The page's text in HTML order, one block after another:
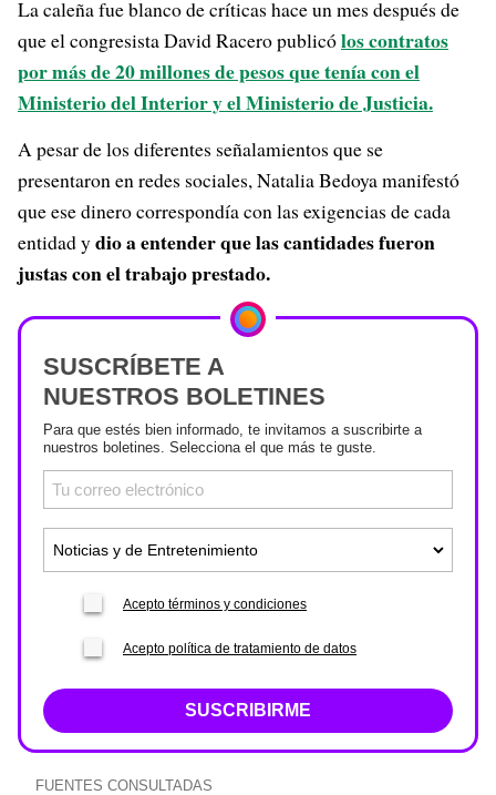
La caleña fue blanco de críticas hace un mes después de
que el congresista David Racero publicólos contratos
por más de 20 millones de pesos que tenía con el
Ministerio del Interior y el Ministerio de Justicia.
A pesar de los diferentes señalamientos que se
presentaron en redes sociales, Natalia Bedoya manifestó
que ese dinero correspondía con las exigencias de cada
entidad ydio a entender que las cantidades fueron
justas con el trabajo prestado.
SUSCRÍBETE A
NUESTROS BOLETINES
Para que estés bien informado, te invitamos a suscribirte a
nuestros boletines. Selecciona el que más te guste.
Acepto términos y condiciones
Acepto política de tratamiento de datos
SUSCRIBIRME
FUENTES CONSULTADAS